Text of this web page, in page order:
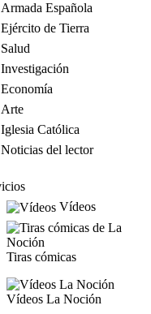
Armada Española
Ejército de Tierra
Salud
Investigación
Economía
Arte
Iglesia Católica
Noticias del lector
Vídeos
Tiras cómicas
Vídeos La Noción